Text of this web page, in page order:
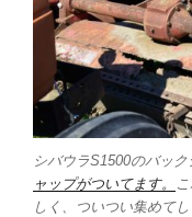
シバウラS1500のバック
ャップがついてます。
しく、ついつい集めてし